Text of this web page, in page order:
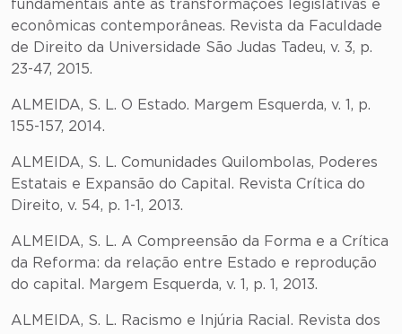
fundamentais ante as transformações legislativas e
econômicas contemporâneas. Revista da Faculdade
de Direito da Universidade São Judas Tadeu, v. 3, p.
23-47, 2015.
ALMEIDA, S. L. O Estado. Margem Esquerda, v. 1, p.
155-157, 2014.
ALMEIDA, S. L. Comunidades Quilombolas, Poderes
Estatais e Expansão do Capital. Revista Crítica do
Direito, v. 54, p. 1-1, 2013.
ALMEIDA, S. L. A Compreensão da Forma e a Crítica
da Reforma: da relação entre Estado e reprodução
do capital. Margem Esquerda, v. 1, p. 1, 2013.
ALMEIDA, S. L. Racismo e Injúria Racial. Revista dos